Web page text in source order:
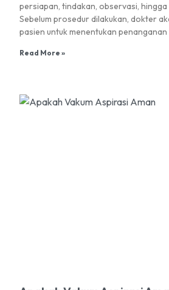
persiapan, tindakan, observasi,
Sebelum prosedur dilakukan, dokter
pasien untuk menentukan penanganan
Read More »